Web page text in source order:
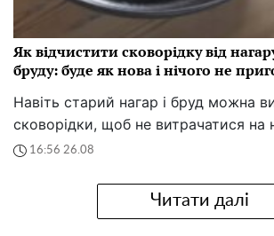
Як відчистити сковорідку від
бруду: буде як нова і нічого не
Навіть старий нагар і бруд можна
сковорідки, щоб не витрачатися на
16:56 26.08
Читати далі